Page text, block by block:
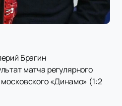
Брагин
матча регулярного
«Динамо» (1:2